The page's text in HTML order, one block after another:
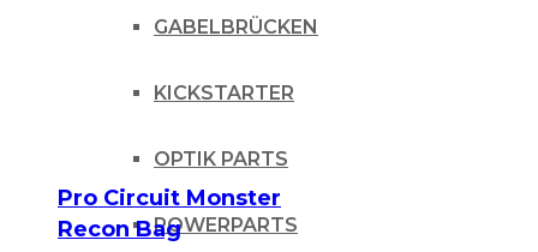
GABELBRÜCKEN
KICKSTARTER
OPTIK PARTS
POWERPARTS
Pro Circuit Monster
Recon Bag